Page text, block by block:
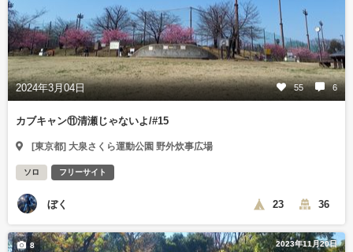
2024年3月04日 55 6
カブキャン⑪清瀬じゃないよ/#15
[東京都] 大泉さくら運動公園 野外炊事広場
ソロ フリーサイト
ぼく 23 36
2023年11月20日
8